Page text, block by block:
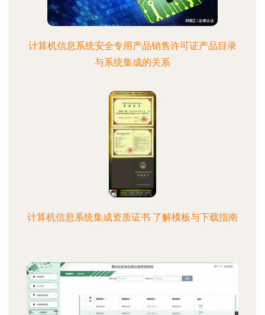
计算机信息系统安全专用产品销售许可证产品目录
与系统集成的关系
计算机信息系统集成资质证书 了解模板与下载指南